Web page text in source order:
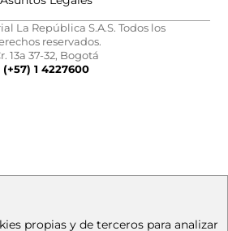
La República S.A.S. Todos los
reservados.
13a 37-32, Bogotá
(+57) 1 4227600
propias y de terceros para analizar